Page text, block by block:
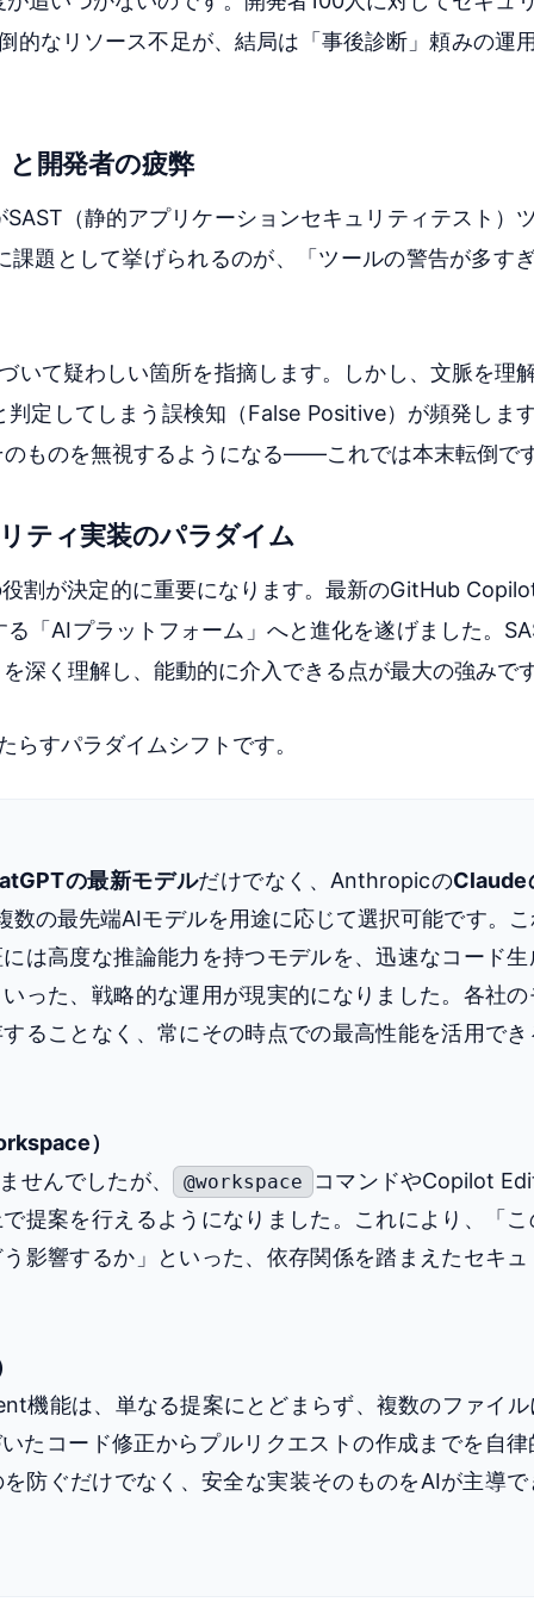
的なリソース不足が、結局は「事後診断」頼みの運
開発者の疲弊
（静的アプリケーションセキュリティテスト）
題として挙げられるのが、「ツールの警告が多す
いて疑わしい箇所を指摘します。しかし、文脈を理
定してしまう誤検知（False Positive）が頻発しま
ものを無視するようになる——これでは本末転倒で
ティ実装のパラダイム
割が決定的に重要になります。最新のGitHub
「AIプラットフォーム」へと進化を遂げました。
深く理解し、能動的に介入できる点が最大の強みで
すパラダイムシフトです。
の最新モデルだけでなく、AnthropicのClaude
数の最先端AIモデルを用途に応じて選択可能です。
は高度な推論能力を持つモデルを、迅速なコード
った、戦略的な運用が現実的になりました。各社
ることなく、常にその時点での最高性能を活用で
）
せんでしたが、
@workspace
コマンドやCopilot
提案を行えるようになりました。これにより、「
影響するか」といった、依存関係を踏まえたセキ
機能は、単なる提案にとどまらず、複数のファイル
たコード修正からプルリクエストの作成までを自
防ぐだけでなく、安全な実装そのものをAIが主導